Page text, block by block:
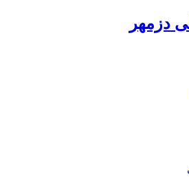
دزمهر